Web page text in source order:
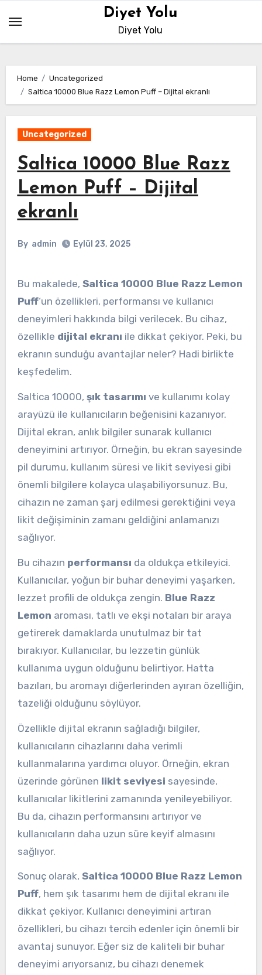
content
Diyet Yolu
Diyet Yolu
Home
Uncategorized
Saltica 10000 Blue Razz Lemon Puff – Dijital ekranlı
Uncategorized
Saltica 10000 Blue Razz
Lemon Puff – Dijital
ekranlı
By admin Eylül 23, 2025
Bu makalede, Saltica 10000 Blue Razz Lemon
Puff‘un özellikleri, performansı ve kullanıcı
deneyimleri hakkında bilgi verilecek. Bu cihaz,
özellikle dijital ekranı ile dikkat çekiyor. Peki, bu
ekranın sunduğu avantajlar neler? Hadi birlikte
keşfedelim.
Saltica 10000, şık tasarımı ve kullanımı kolay
arayüzü ile kullanıcıların beğenisini kazanıyor.
Dijital ekran, anlık bilgiler sunarak kullanıcı
deneyimini artırıyor. Örneğin, bu ekran sayesinde
pil durumu, kullanım süresi ve likit seviyesi gibi
önemli bilgilere kolayca ulaşabiliyorsunuz. Bu,
cihazın ne zaman şarj edilmesi gerektiğini veya
likit değişiminin zamanı geldiğini anlamanızı
sağlıyor.
Bu cihazın performansı da oldukça etkileyici.
Kullanıcılar, yoğun bir buhar deneyimi yaşarken,
lezzet profili de oldukça zengin. Blue Razz
Lemon aroması, tatlı ve ekşi notaları bir araya
getirerek damaklarda unutulmaz bir tat
bırakıyor. Kullanıcılar, bu lezzetin günlük
kullanıma uygun olduğunu belirtiyor. Hatta
bazıları, bu aromayı diğerlerinden ayıran özelliğin,
tazeliği olduğunu söylüyor.
Özellikle dijital ekranın sağladığı bilgiler,
kullanıcıların cihazlarını daha verimli
kullanmalarına yardımcı oluyor. Örneğin, ekran
üzerinde görünen likit seviyesi sayesinde,
kullanıcılar likitlerini zamanında yenileyebiliyor.
Bu da, cihazın performansını artırıyor ve
kullanıcıların daha uzun süre keyif almasını
sağlıyor.
Sonuç olarak, Saltica 10000 Blue Razz Lemon
Puff, hem şık tasarımı hem de dijital ekranı ile
dikkat çekiyor. Kullanıcı deneyimini artıran
özellikleri, bu cihazı tercih edenler için önemli bir
avantaj sunuyor. Eğer siz de kaliteli bir buhar
deneyimi arıyorsanız, bu cihazı denemek